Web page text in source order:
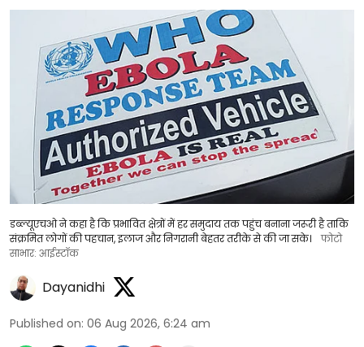
डब्ल्यूएचओ ने कहा है कि प्रभावित क्षेत्रों में हर समुदाय तक पहुंच बनाना जरूरी है ताकि
संक्रमित लोगों की पहचान, इलाज और निगरानी बेहतर तरीके से की जा सके।
फोटो
साभार: आईस्टॉक
Dayanidhi
Published on: 06 Aug 2026, 6:24 am